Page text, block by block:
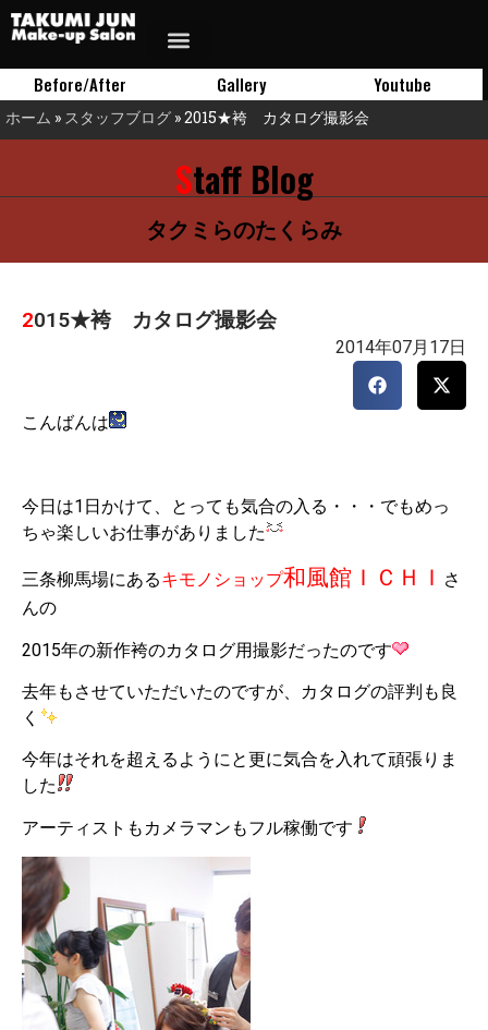
Before/After Gallery Youtube
ホーム » スタッフブログ »2015★袴 カタログ撮影会
Staff Blog
タクミらのたくらみ
2015★袴 カタログ撮影会
2014年07月17日
こんばんは
今日は1日かけて、とっても気合の入る・・・でもめっ
ちゃ楽しいお仕事がありました
三条柳馬場にあるキモノショップ和風館ＩＣＨＩ さ
んの
2015年の新作袴のカタログ用撮影だったのです
去年もさせていただいたのですが、カタログの評判も良
く
今年はそれを超えるようにと更に気合を入れて頑張りま
した
アーティストもカメラマンもフル稼働です